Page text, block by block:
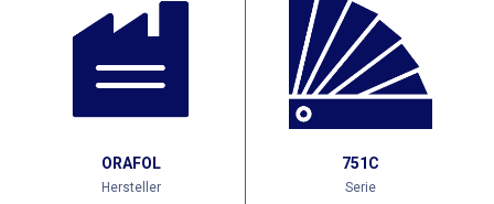
ORAFOL
Hersteller
751C
Serie